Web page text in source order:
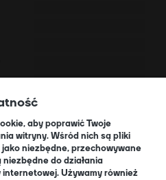
aby poprawić Twoje
witryny. Wśród nich są pliki
niezbędne, przechowywane
do działania
Używamy również